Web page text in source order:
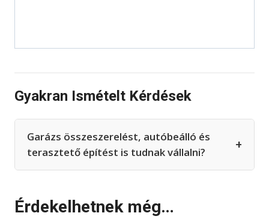
Gyakran Ismételt Kérdések
Garázs összeszerelést, autóbeálló és
terasztető építést is tudnak vállalni?
+
Érdekelhetnek még…